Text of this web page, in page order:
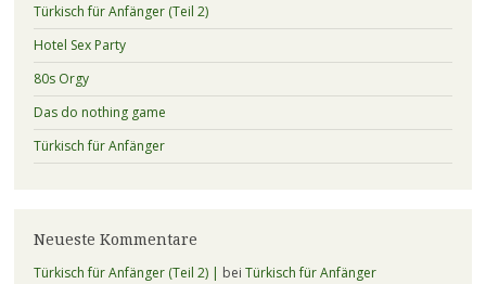
Türkisch für Anfänger (Teil 2)
Hotel Sex Party
80s Orgy
Das do nothing game
Türkisch für Anfänger
Neueste Kommentare
Türkisch für Anfänger (Teil 2) | bei Türkisch für Anfänger